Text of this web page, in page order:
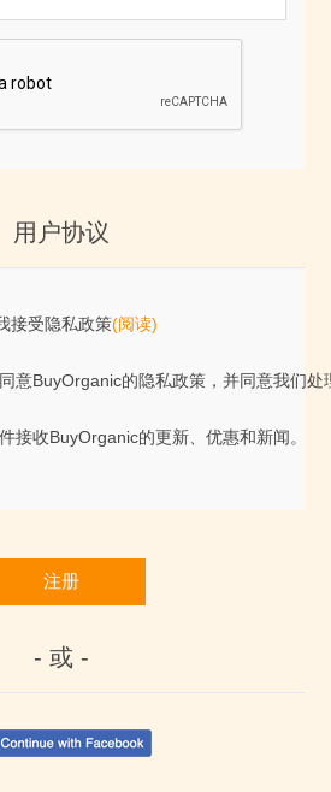
用户协议
接受隐私政策(阅读)
意BuyOrganic的隐私政策，并同意我们
接收BuyOrganic的更新、优惠和新闻。
注册
- 或 -